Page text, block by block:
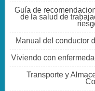
Guía de
de la salud de
Manual del conductor
Viviendo con
Transporte y